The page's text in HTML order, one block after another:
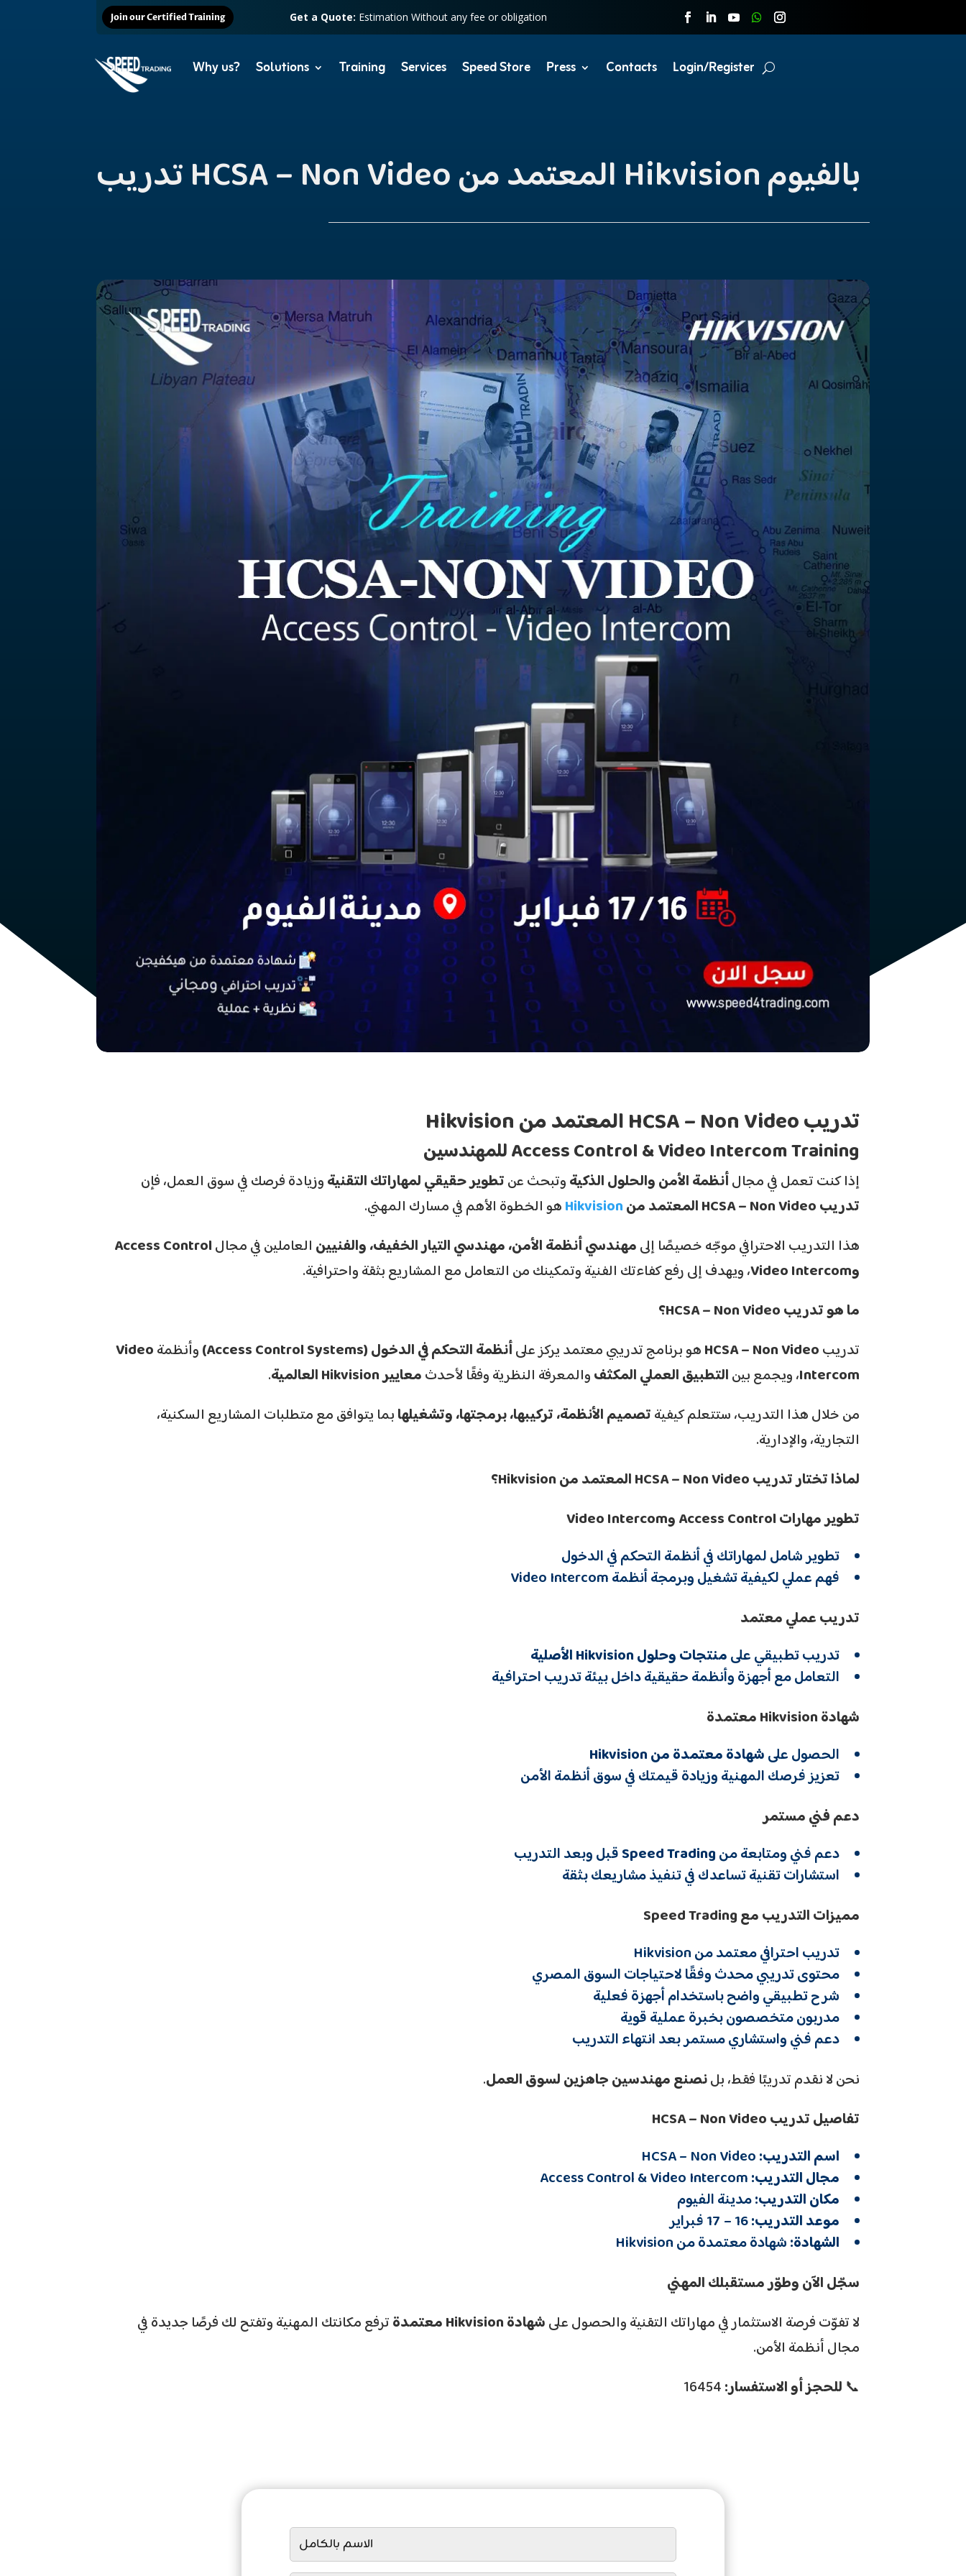
Join our Certified Training Get a Quote: Estimation Without any fee or obligation
Why us? Solutions Training Services Speed Store Press Contacts Login/Register
تدريب HCSA – Non Video المعتمد من Hikvision بالفيوم
تدريب المعتمد من
Access Control & Video Intercom Trainingللمهندسين
إذا كنت تعمل في مجالأنظمة الأمن والحلول الذكيةوتبحث عنتطوير حقيقي لمهاراتك التقنيةوزيادة فرصك في سوق العمل، فإن
تدريب
المعتمد من
هو الخطوة الأهم في مسارك المهني.
هذا التدريب الاحترافي موجّه خصيصًا إلىمهندسي أنظمة الأمن، مهندسي التيار الخفيف، والفنيين العاملين في مجالAccess Control
وVideo Intercom
، ويهدف إلى رفع كفاءتك الفنية وتمكينك من التعامل مع المشاريع بثقة واحترافية.
ما هو تدريب HCSA – Non Video
؟
تدريبHCSA – Non Videoهو برنامج تدريبي معتمد يركز علىأنظمة التحكم في الدخول(Access Control Systems) وأنظمةVideo
Intercom، ويجمع بينالتطبيق العملي المكثفوالمعرفة النظرية وفقًا لأحدثمعاييرHikvision العالمية.
من خلال هذا التدريب، ستتعلم كيفيةتصميم الأنظمة، تركيبها، برمجتها، وتشغيلهابما يتوافق مع متطلبات المشاريع السكنية،
التجارية، والإدارية.
لماذا تختار تدريب HCSA – Non Video
المعتمد من Hikvision
؟
تطوير مهارات Access Control
وVideo Intercom
تطوير شامل لمهاراتك في أنظمة التحكم في الدخول
فهم عملي لكيفية تشغيل وبرمجة أنظمة Video Intercom
تدريب عملي معتمد
تدريب تطبيقي علىمنتجات وحلول
الأصلية
التعامل مع أجهزة وأنظمة حقيقية داخل بيئة تدريب احترافية
شهادة Hikvision
معتمدة
الحصول علىشهادة معتمدة من
تعزيز فرصك المهنية وزيادة قيمتك في سوق أنظمة الأمن
دعم فني مستمر
دعم فني ومتابعة منSpeed Tradingقبل وبعد التدريب
استشارات تقنية تساعدك في تنفيذ مشاريعك بثقة
مميزات التدريب مع Speed Trading
تدريب احترافي معتمد من Hikvision
محتوى تدريبي محدث وفقًا لاحتياجات السوق المصري
شرح تطبيقي واضح باستخدام أجهزة فعلية
مدربون متخصصون بخبرة عملية قوية
دعم فني واستشاري مستمر بعد انتهاء التدريب
نحن لا نقدم تدريبًا فقط، بلنصنع مهندسين جاهزين لسوق العمل.
تفاصيل تدريب HCSA – Non Video
اسم التدريب:
مجال التدريب:
مكان التدريب:مدينة الفيوم
موعد التدريب:16 – 17 فبراير
الشهادة:شهادة معتمدة من Hikvision
سجّل الآن وطوّر مستقبلك المهني
لا تفوّت فرصة الاستثمار في مهاراتك التقنية والحصول علىشهادة معتمدةترفع مكانتك المهنية وتفتح لك فرصًا جديدة في
مجال أنظمة الأمن.
📞 للحجز أو الاستفسار: